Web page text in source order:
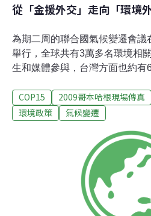
從「金援外交」走向「環境外
為期二周的聯合國氣候變遷會議
舉行，全球共有3萬多名環境相
生和媒體參與，台灣方面也約有
時，台灣至今仍未受到此協商的
一個警訊，台灣面臨極端氣候的
個亟需國人思考的問題。台灣由
台灣人士必須透過各種管道才能
位政府官員也必須以「非政府組
府組織和學生也不能 堂堂正正
迂迴地透過聯合國的觀察員組織
人士雖持有丹麥簽證和大會記者
COP15 2009哥本哈根現場傳真
環境政策
氣候變遷